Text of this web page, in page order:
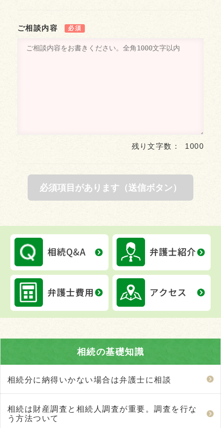
ご相談内容 必須
残り文字数： 1000
必須項目があります（送信ボタン）
相続の基礎知識
相続分に納得いかない場合は弁護士に相談
相続は財産調査と相続人調査が重要。調査を行な
う方法ついて